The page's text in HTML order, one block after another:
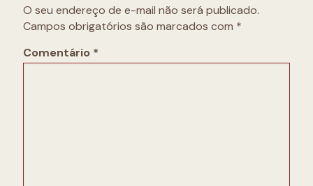
O seu endereço de e-mail não será publicado.
Campos obrigatórios são marcados com *
Comentário *